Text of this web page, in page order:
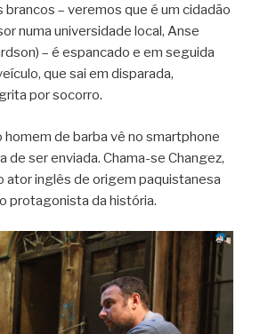
– veremos que é um cidadão
numa universidade local, Anse
– é espancado e em seguida
que sai em disparada,
por socorro.
homem de barba vê no smartphone
de ser enviada. Chama-se Changez,
ator inglês de origem paquistanesa
protagonista da história.